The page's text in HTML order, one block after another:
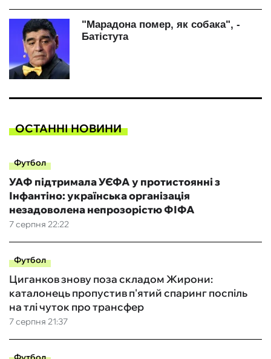
ОСТАННІ НОВИНИ
Футбол
7 серпня 22:22
УАФ підтримала УЄФА у протистоянні з
Інфантіно: українська організація
незадоволена непрозорістю ФІФА
Футбол
7 серпня 21:37
Циганков знову поза складом Жирони:
каталонець пропустив п'ятий спаринг поспіль
на тлі чуток про трансфер